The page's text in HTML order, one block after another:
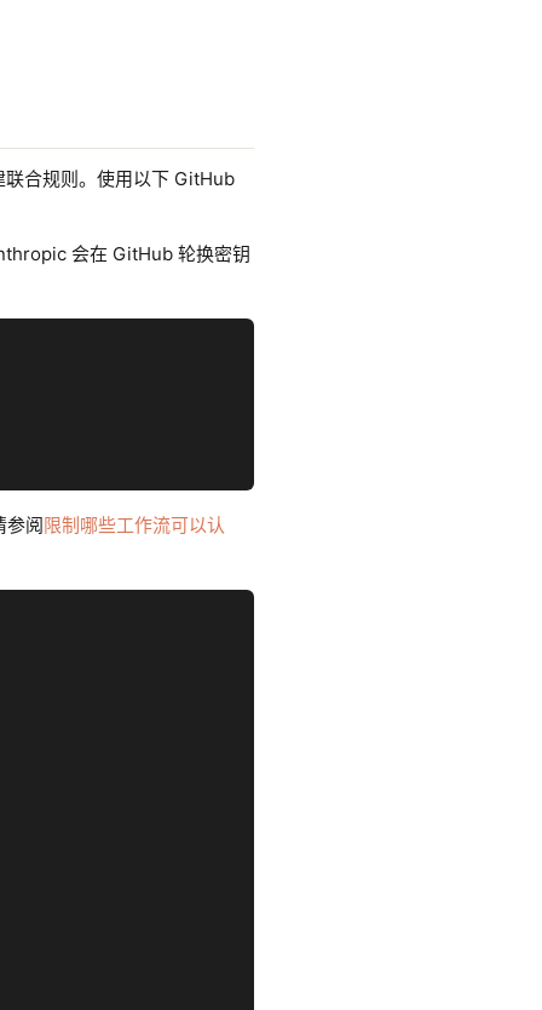
合规则。使用以下 GitHub
会在 GitHub 轮换密钥
参阅限制哪些工作流可以认